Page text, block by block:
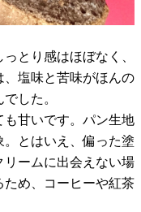
とり感はほぼなく、
塩味と苦味がほんの
した。
甘いです。パン生地
とはいえ、偏った塗
リームに出会えない場
ため、コーヒーや紅茶